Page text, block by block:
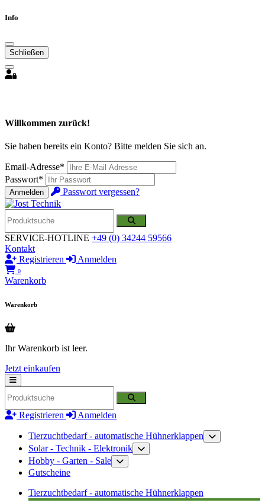
Info
Schließen
Willkommen zurück!
Sie haben bereits ein Konto? Bitte melden Sie sich an.
Email-Adresse*
Passwort*
Anmelden Passwort vergessen?
SERVICE-HOTLINE +49 (0) 34244 59566
Kontakt
Registrieren
Anmelden
0
Warenkorb
Warenkorb
Ihr Warenkorb ist leer.
Jetzt einkaufen
Registrieren Anmelden
Tierzuchtbedarf - automatische Hühnerklappen
Solar - Technik - Elektronik
Hobby - Garten - Sale
Gutscheine
Tierzuchtbedarf - automatische Hühnerklappen